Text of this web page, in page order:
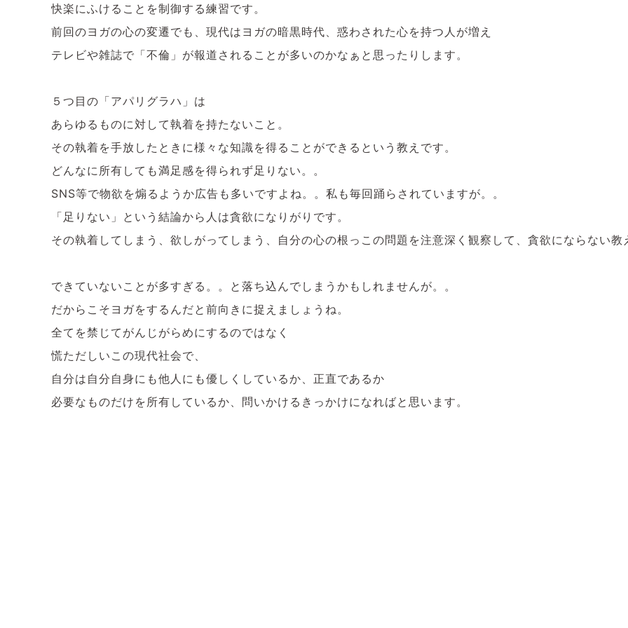
快楽にふけることを制御する練習です。
前回のヨガの心の変遷でも、現代はヨガの暗黒時代、惑わされた心を持つ人が増え
テレビや雑誌で「不倫」が報道されることが多いのかなぁと思ったりします。
５つ目の「アパリグラハ」は
あらゆるものに対して執着を持たないこと。
その執着を手放したときに様々な知識を得ることができるという教えです。
どんなに所有しても満足感を得られず足りない。。
SNS等で物欲を煽るようか広告も多いですよね。。私も毎回踊らされていますが。。
「足りない」という結論から人は貪欲になりがりです。
その執着してしまう、欲しがってしまう、自分の心の根っこの問題を注意深く観察して、貪欲にならない教
できていないことが多すぎる。。と落ち込んでしまうかもしれませんが。。
だからこそヨガをするんだと前向きに捉えましょうね。
全てを禁じてがんじがらめにするのではなく
慌ただしいこの現代社会で、
自分は自分自身にも他人にも優しくしているか、正直であるか
必要なものだけを所有しているか、問いかけるきっかけになればと思います。